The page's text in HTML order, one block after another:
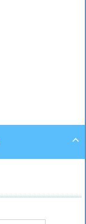
